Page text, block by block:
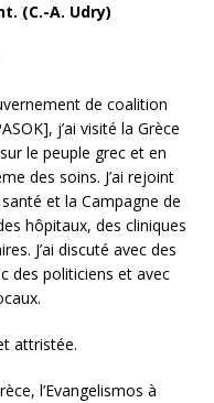
(C.-A. Udry)
de coalition
j’ai visité la Grèce
le peuple grec et en
des soins. J’ai rejoint
et la Campagne de
hôpitaux, des cliniques
J’ai discuté avec des
des politiciens et avec
attristée.
l’Evangelismos à